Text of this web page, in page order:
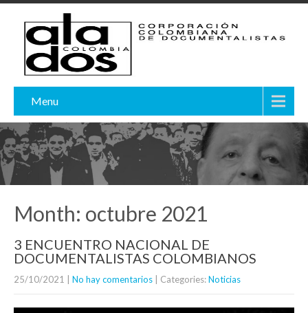
Menu
Month: octubre 2021
3 ENCUENTRO NACIONAL DE
DOCUMENTALISTAS COLOMBIANOS
25/10/2021 | No hay comentarios | Categories:Noticias